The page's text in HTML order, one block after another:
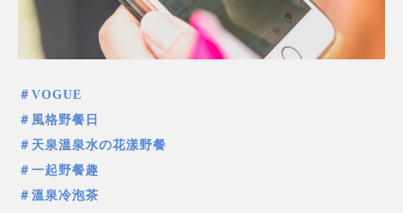
＃VOGUE
＃風格野餐日
＃天泉溫泉水の花漾野餐
＃一起野餐趣
＃溫泉冷泡茶